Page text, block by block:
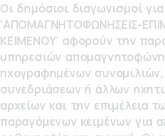
Οι δημόσιοι διαγωνισμοί για
'ΑΠΟΜΑΓΝΗΤΟΦΩΝΗΣΕΙΣ-
ΚΕΙΜΕΝΟΥ' αφορούν την
υπηρεσιών
ηχογραφημένων συνομιλιών,
συνεδριάσεων ή άλλων
αρχείων και την επιμέλεια
παραγόμενων κειμένων για